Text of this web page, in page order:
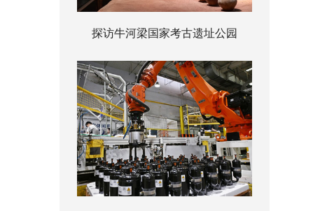
探访牛河梁国家考古遗址公园